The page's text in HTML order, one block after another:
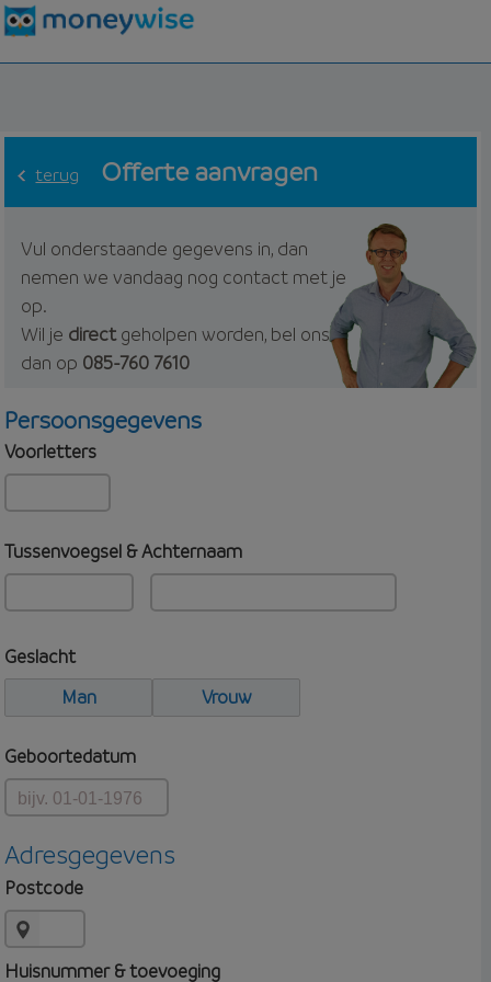
terug Offerte aanvragen
Vul onderstaande gegevens in, dan
nemen we vandaag nog contact met je
op.
Wil je directgeholpen worden, bel ons
dan op 085-760 7610
Persoonsgegevens
Voorletters
Tussenvoegsel & Achternaam
Geslacht
Man
Vrouw
Geboortedatum
Adresgegevens
Postcode
Huisnummer & toevoeging